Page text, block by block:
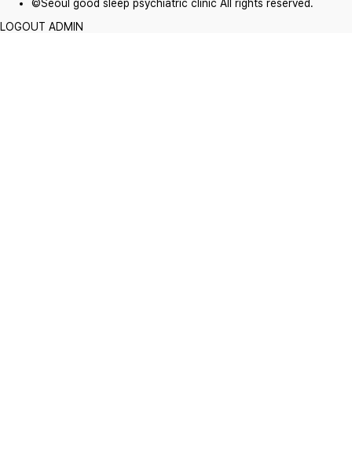
©Seoul good sleep psychiatric clinic All rights reserved.
LOGOUT ADMIN